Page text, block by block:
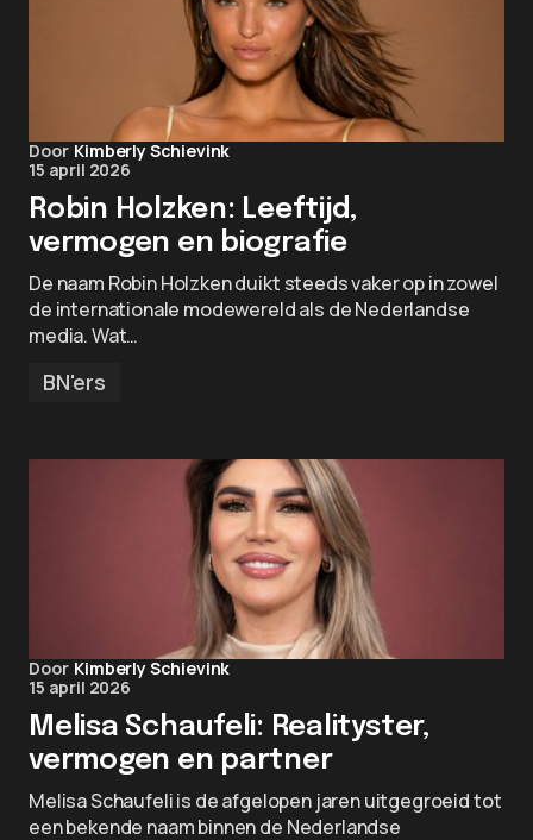
Door Kimberly Schievink
15 april 2026
Robin Holzken: Leeftijd,
vermogen en biografie
De naam Robin Holzken duikt steeds vaker op in zowel
de internationale modewereld als de Nederlandse
media. Wat…
BN'ers
Door Kimberly Schievink
15 april 2026
Melisa Schaufeli: Realityster,
vermogen en partner
Melisa Schaufeli is de afgelopen jaren uitgegroeid tot
een bekende naam binnen de Nederlandse